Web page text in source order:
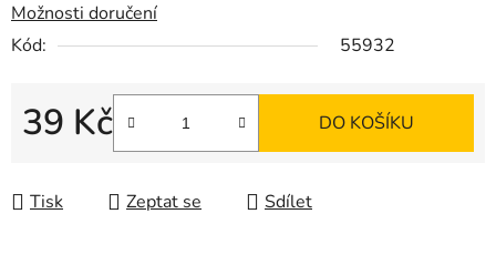
Možnosti doručení
Kód:
55932
39 Kč
Měrná cena:
DO KOŠÍKU
Tisk Zeptat se Sdílet